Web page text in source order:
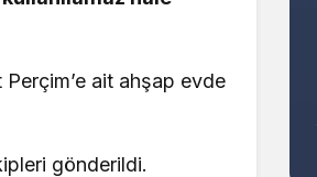
ait ahşap evde
gönderildi.